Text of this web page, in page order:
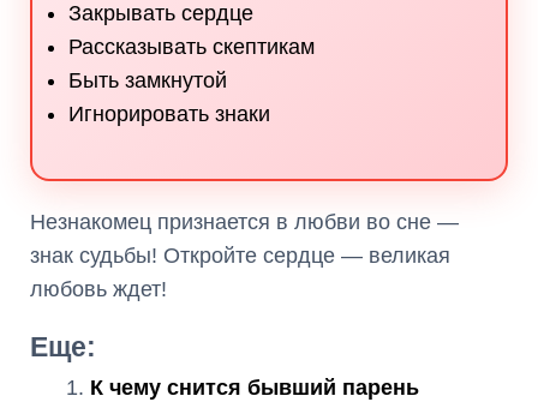
Закрывать сердце
Рассказывать скептикам
Быть замкнутой
Игнорировать знаки
Незнакомец признается в любви во сне —
знак судьбы! Откройте сердце — великая
любовь ждет!
Еще:
К чему снится бывший парень